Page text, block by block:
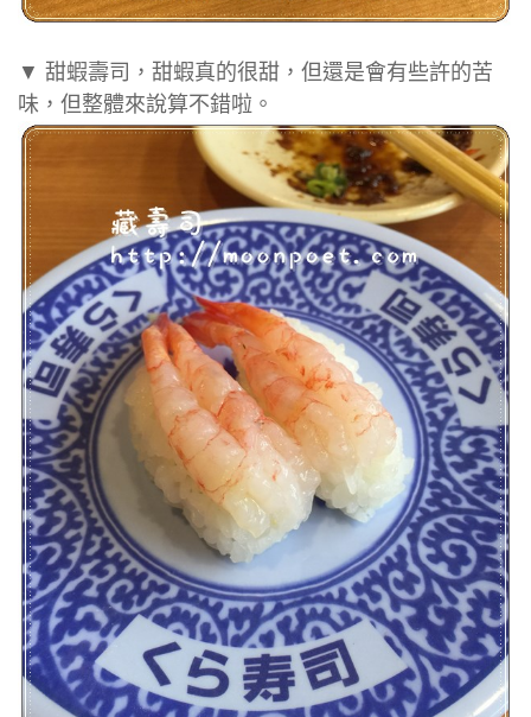
▼ 甜蝦壽司，甜蝦真的很甜，但還是會有些許的苦
味，但整體來說算不錯啦。